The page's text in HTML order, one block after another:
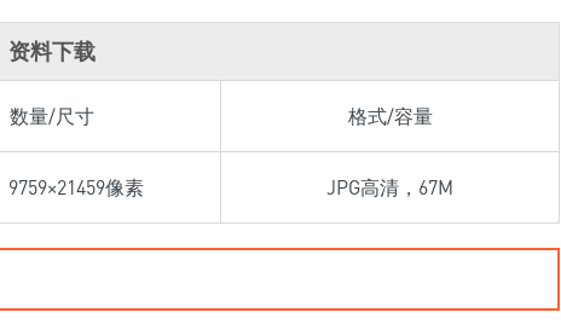
资料下载
数量/尺寸 格式/容量
9759×21459像素 JPG高清，67M